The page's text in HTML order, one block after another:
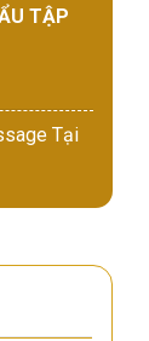
TẬP
Tại